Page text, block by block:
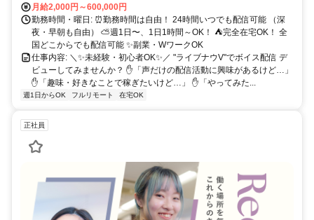
月給2,000円～600,000円
勤務時間・曜日: ⏰勤務時間は自由！ 24時間いつでも配信可能 （深
夜・早朝も自由） ⛅週1日〜、1日1時間～OK！ ⛺完全在宅OK！ 全
国どこからでも配信可能 ✨副業・WワークOK
仕事内容: ＼✨未経験・初心者OK✨／ "ライブナウV"でボイス配信 デ
ビューしてみませんか？ ✋「声だけの配信活動に興味があるけど…」
✋「趣味・好きなことで稼ぎたいけど…」 ✋「やってみた...
週1日からOK フルリモート 在宅OK
正社員